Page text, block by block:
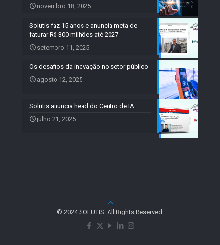
novembro 18, 2025
Solutis faz 15 anos e anuncia meta de
faturar R$ 300 milhões até 2027
setembro 11, 2025
Os desafios da inovação no setor público
agosto 12, 2025
Solutis anuncia head do Centro de IA
julho 21, 2025
© 2024 SOLUTIS. All Rights Reserved.